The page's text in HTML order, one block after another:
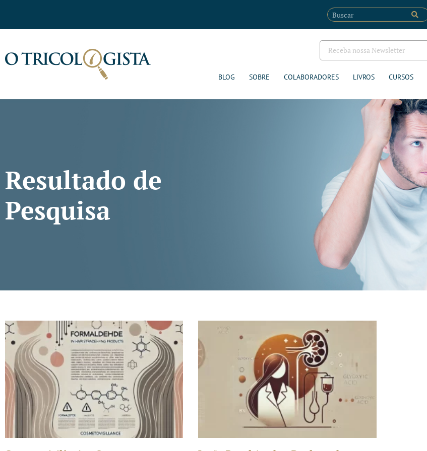
BLOG SOBRE COLABORADORES LIVROS CURSOS
Resultado de
Pesquisa